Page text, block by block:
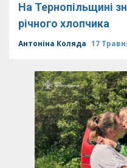
На Тернопільщині
річного хлопчика
Антоніна Коляда 17